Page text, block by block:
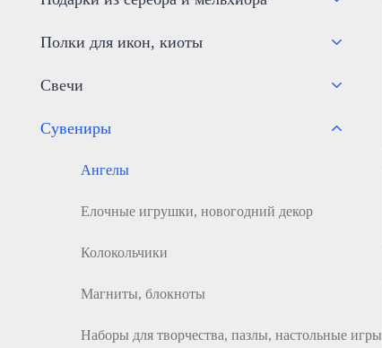
Полки для икон, киоты
Свечи
Сувениры
Ангелы
Елочные игрушки, новогодний декор
Колокольчики
Магниты, блокноты
Наборы для творчества, пазлы, настольные игры